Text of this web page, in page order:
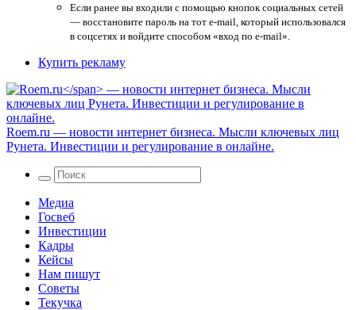
Если ранее вы входили с помощью кнопок социальных сетей
— восстановите пароль на тот e-mail, который использовался
в соцсетях и войдите способом «вход по e-mail».
Купить рекламу
Roem.ru — новости интернет бизнеса. Мысли ключевых лиц
Рунета. Инвестиции и регулирование в онлайне.
Медиа
Госвеб
Инвестиции
Кадры
Кейсы
Нам пишут
Советы
Текучка